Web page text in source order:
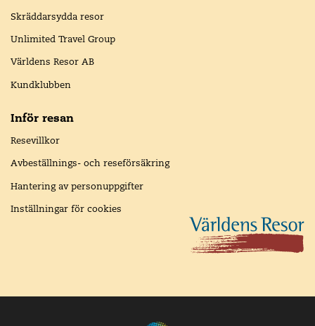
Skräddarsydda resor
Unlimited Travel Group
Världens Resor AB
Kundklubben
Inför resan
Resevillkor
Avbeställnings- och reseförsäkring
Hantering av personuppgifter
Inställningar för cookies